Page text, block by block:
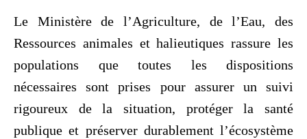
Le Ministère de l’Agriculture, de l’Eau, des
Ressources animales et halieutiques rassure les
populations que toutes les dispositions
nécessaires sont prises pour assurer un suivi
rigoureux de la situation, protéger la santé
publique et préserver durablement l’écosystème